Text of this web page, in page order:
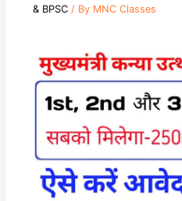
& BPSC/ By MNC Classes